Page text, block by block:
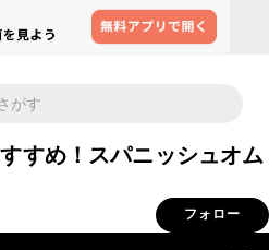
すめ！スパニッシュオム
フォロー